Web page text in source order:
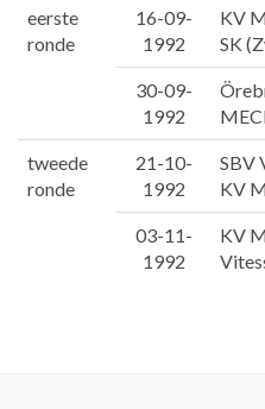
eerste
ronde
16-09-
1992
KV
SK
30-09-
1992
tweede
ronde
21-10-
1992
SBV
KV
03-11-
1992
KV